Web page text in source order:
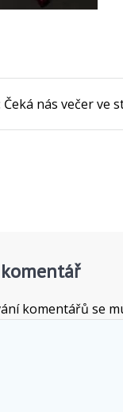
Předchozí
Čeká nás večer ve
komentářů se